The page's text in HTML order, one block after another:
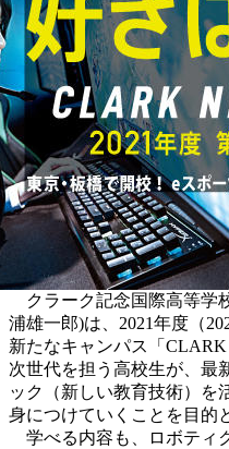
クラーク記念国際高等学
浦雄一郎)は、2021年度（
新たなキャンパス「CLARK
次世代を担う高校生が、最
ック（新しい教育技術）を
身につけていくことを目的
学べる内容も、ロボティ